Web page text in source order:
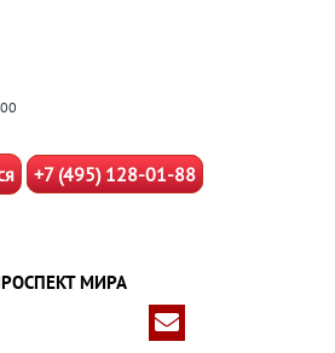
+7 (495) 128-01-88
МИРА